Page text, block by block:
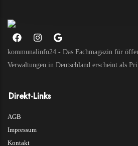
kommunalinfo24 - Das Fachmagazin für
Verwaltungen in Deutschland erscheint als
Direkt-Links
Direkt-
AGB
Impressum
Kontakt